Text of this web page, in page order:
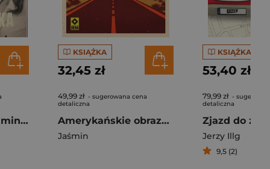
Kulisy Lewicy. Eliminacja. Chciwość. Strach.
KSIĄŻKA
32,45 zł
49,99 zł - sugerowana cena
detaliczna
Amerykańskie obrazki Śmieszna i straszna prawda zza oceanu wyd. 2026
Jaśmin
KSIĄŻKA
53,40 zł
79,99 zł -
detaliczna
Zjazd do
Jerzy Illg
9,5 (2)